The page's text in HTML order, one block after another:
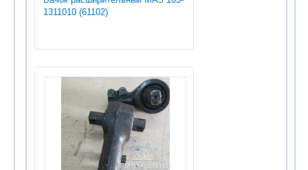
1311010 (61102)